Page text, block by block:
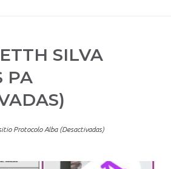
SILVA
PA
Protocolo Alba (Desactivadas)